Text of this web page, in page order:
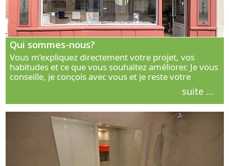
Qui sommes-nous?
Vous m’expliquez directement votre projet, vos
habitudes et ce que vous souhaitez améliorer. Je vous
conseille, je conçois avec vous et je reste votre
interlocuteur principal. Découvrez ma façon de vous
suite ...